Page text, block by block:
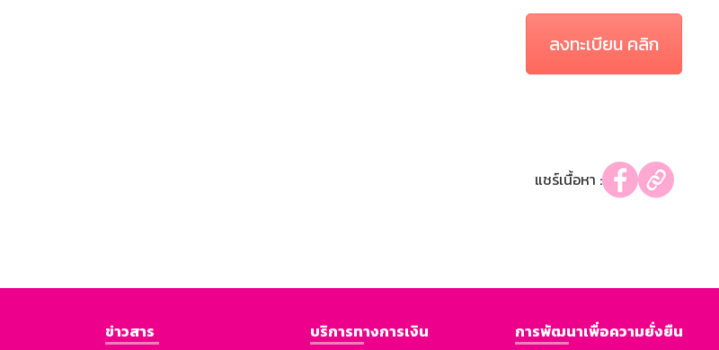
ลงทะเบียน คลิก
แชร์เนื้อหา :
ข่าวสาร
บริการทางการเงิน
การพัฒนาเพื่อความยั่งยืน